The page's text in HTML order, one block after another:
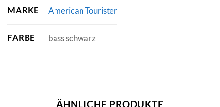
MARKE American Tourister
FARBE bass schwarz
ÄHNLICHE PRODUKTE